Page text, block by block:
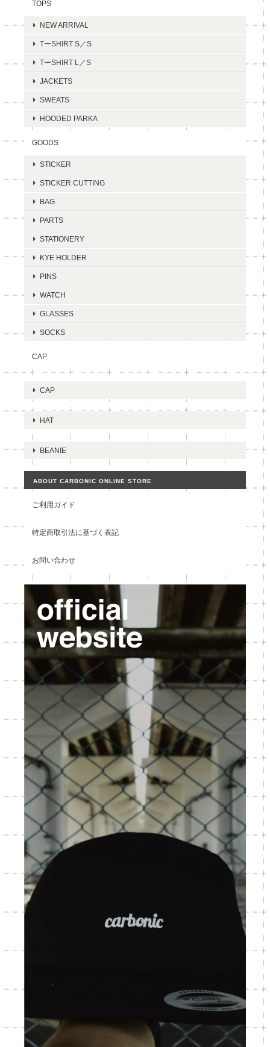
TOPS
NEW ARRIVAL
TーSHIRT S／S
TーSHIRT L／S
JACKETS
SWEATS
HOODED PARKA
GOODS
STICKER
STICKER CUTTING
BAG
PARTS
STATIONERY
KYE HOLDER
PINS
WATCH
GLASSES
SOCKS
CAP
CAP
HAT
BEANIE
ABOUT CARBONIC ONLINE STORE
ご利用ガイド
特定商取引法に基づく表記
お問い合わせ